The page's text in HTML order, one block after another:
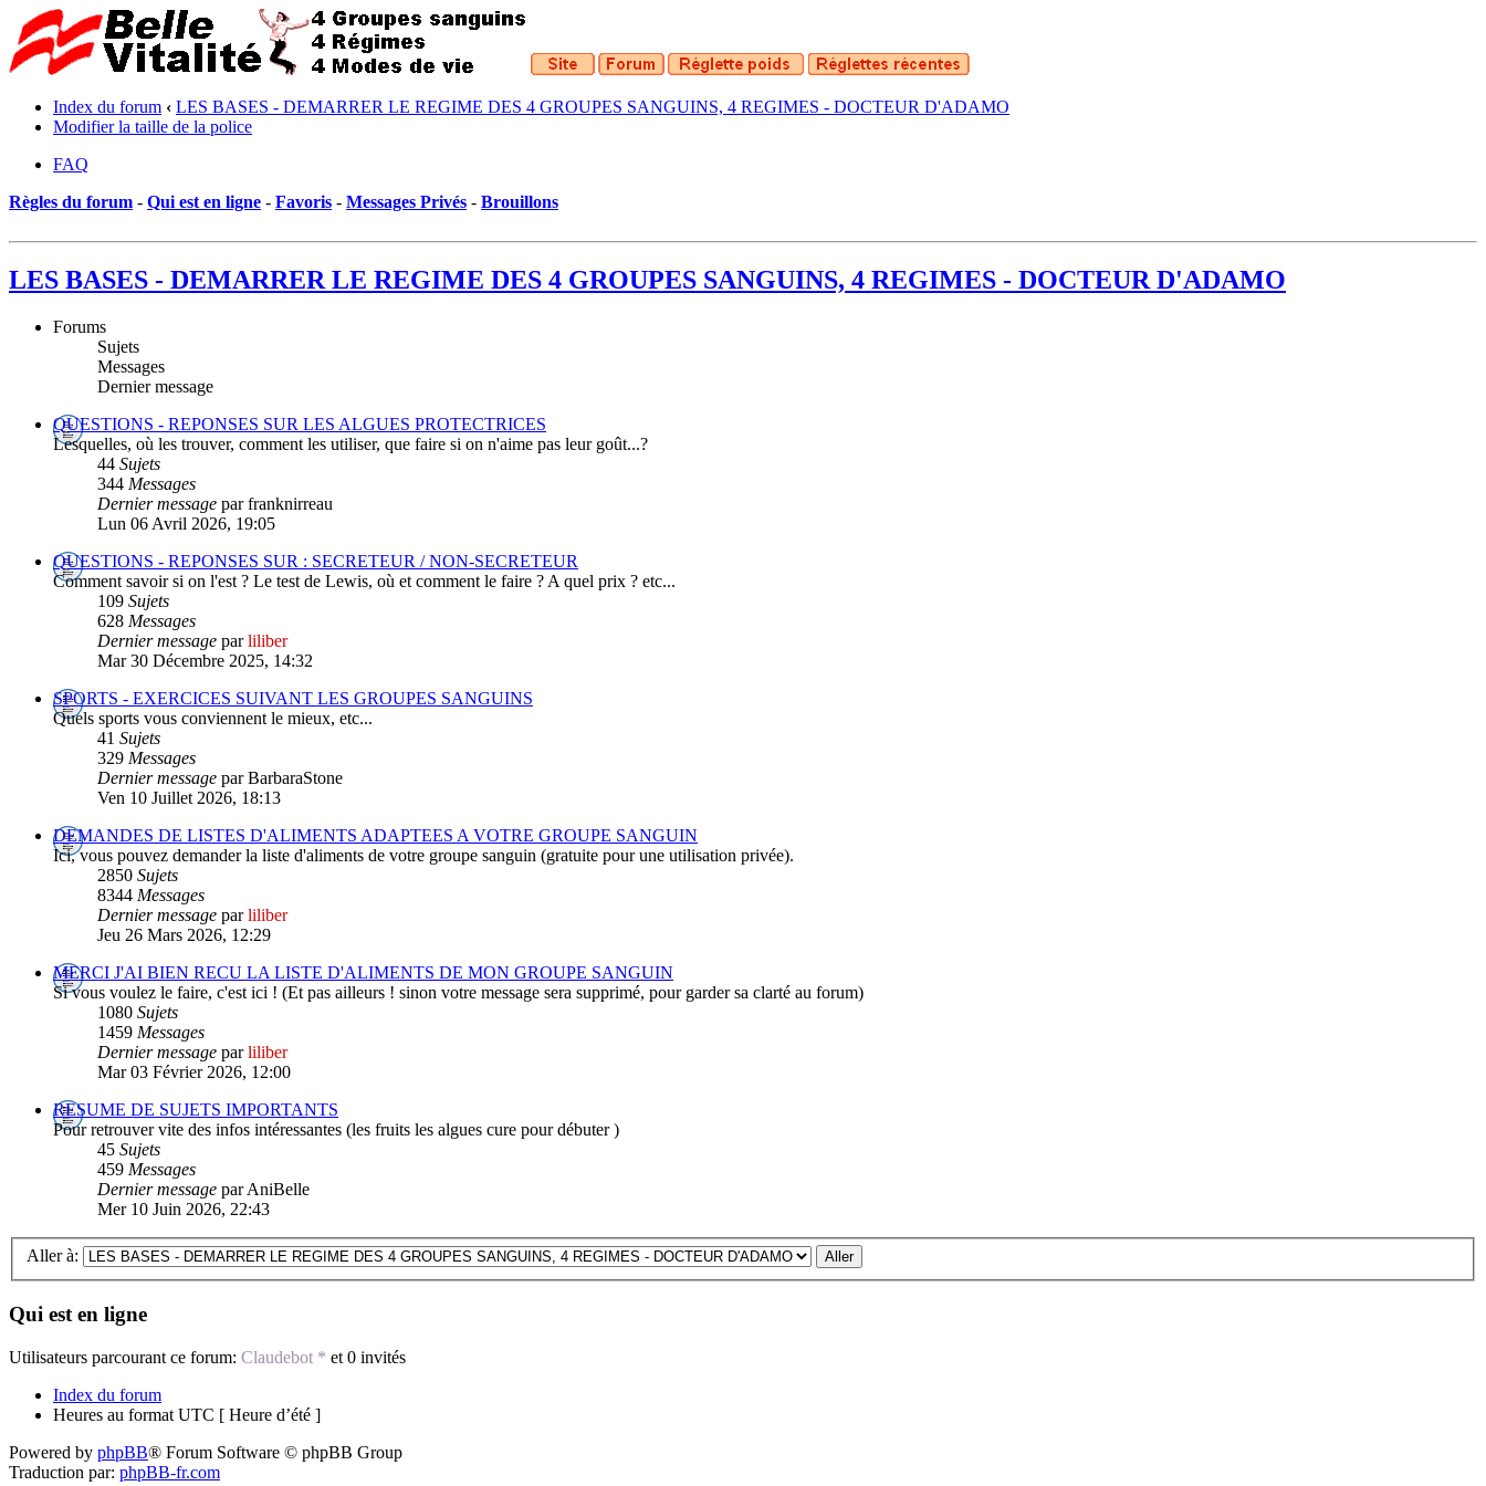
Index du forum ‹ LES BASES - DEMARRER LE REGIME DES 4 GROUPES SANGUINS, 4 REGIMES - DOCTEUR D'ADAMO
Modifier la taille de la police
FAQ
Règles du forum - Qui est en ligne - Favoris - Messages Privés - Brouillons
LES BASES - DEMARRER LE REGIME DES 4 GROUPES SANGUINS, 4 REGIMES - DOCTEUR D'ADAMO
Forums
Sujets
Messages
Dernier message
QUESTIONS - REPONSES SUR LES ALGUES PROTECTRICES
Lesquelles, où les trouver, comment les utiliser, que faire si on n'aime pas leur goût...?
44 Sujets
344 Messages
Dernier message par franknirreau
Lun 06 Avril 2026, 19:05
QUESTIONS - REPONSES SUR : SECRETEUR / NON-SECRETEUR
Comment savoir si on l'est ? Le test de Lewis, où et comment le faire ? A quel prix ? etc...
109 Sujets
628 Messages
Dernier message parliliber
Mar 30 Décembre 2025, 14:32
SPORTS - EXERCICES SUIVANT LES GROUPES SANGUINS
Quels sports vous conviennent le mieux, etc...
41 Sujets
329 Messages
Dernier message par BarbaraStone
Ven 10 Juillet 2026, 18:13
DEMANDES DE LISTES D'ALIMENTS ADAPTEES A VOTRE GROUPE SANGUIN
Ici, vous pouvez demander la liste d'aliments de votre groupe sanguin (gratuite pour une utilisation privée).
2850 Sujets
8344 Messages
Dernier message parliliber
Jeu 26 Mars 2026, 12:29
MERCI J'AI BIEN RECU LA LISTE D'ALIMENTS DE MON GROUPE SANGUIN
Si vous voulez le faire, c'est ici ! (Et pas ailleurs ! sinon votre message sera supprimé, pour garder sa clarté au forum)
1080 Sujets
1459 Messages
Dernier message parliliber
Mar 03 Février 2026, 12:00
RESUME DE SUJETS IMPORTANTS
Pour retrouver vite des infos intéressantes (les fruits les algues cure pour débuter )
45 Sujets
459 Messages
Dernier message par AniBelle
Mer 10 Juin 2026, 22:43
Aller à:
Qui est en ligne
Utilisateurs parcourant ce forum: Claudebot * et 0 invités
Index du forum
Heures au format UTC [ Heure d’été ]
Powered by phpBB® Forum Software © phpBB Group
Traduction par: phpBB-fr.com